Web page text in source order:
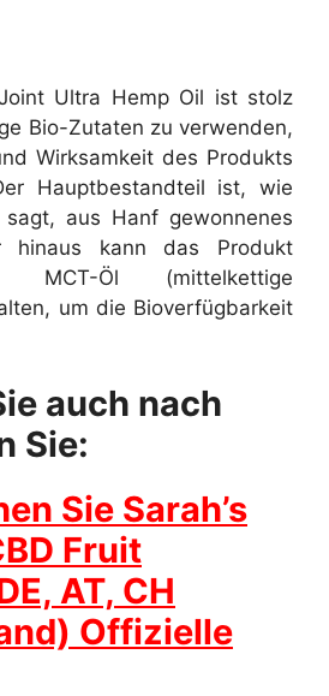
Joint Ultra Hemp Oil ist stolz
Bio-Zutaten zu verwenden,
Wirksamkeit des Produkts
Hauptbestandteil ist, wie
aus Hanf gewonnenes
hinaus kann das Produkt
MCT-Öl (mittelkettige
um die Bioverfügbarkeit
auch nach
Sie:
Sie Sarah’s
Fruit
AT, CH
Offizielle